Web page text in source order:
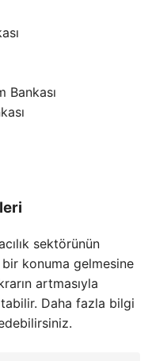
Bankası
sektörünün
konuma gelmesine
artmasıyla
Daha fazla bilgi